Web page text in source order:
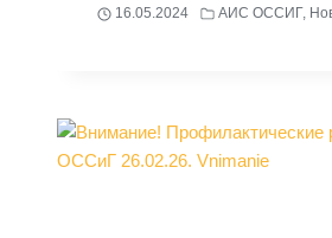
16.05.2024 АИС ОССИГ,